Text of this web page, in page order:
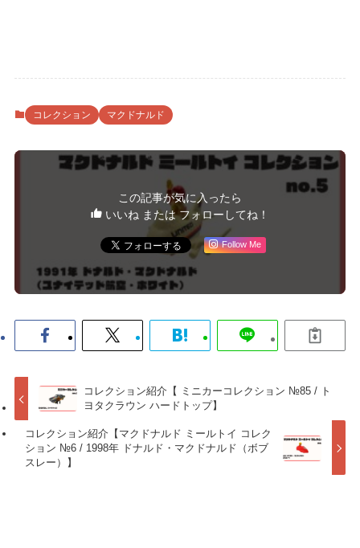
コレクション マクドナルド
この記事が気に入ったら
いいね または フォローしてね！
Follow Me
コレクション紹介【 ミニカーコレクション №85 / ト
ヨタクラウン ハードトップ】
コレクション紹介【マクドナルド ミールトイ コレク
ション №6 / 1998年 ドナルド・マクドナルド（ボブ
スレー）】